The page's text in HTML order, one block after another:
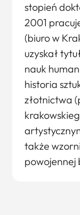
stopień
2001
(biuro w
uzyskał
nauk
historia
złotnictwa
także
powojennej